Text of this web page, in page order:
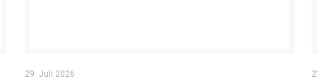
29. Juli 2026